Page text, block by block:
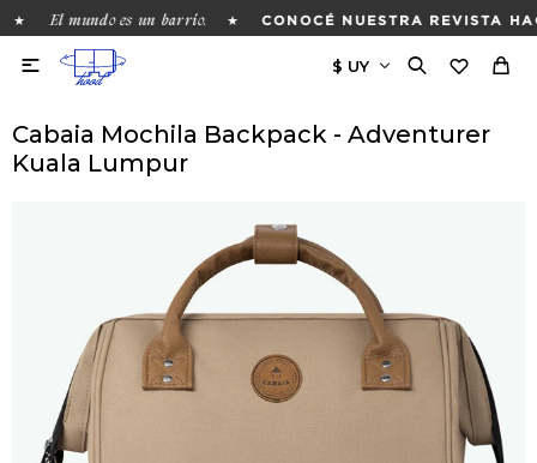
El mundo es un barrio. CONOCÉ NUESTRA REVISTA

Cabaia Mochila Backpack - Adventurer
Kuala Lumpur